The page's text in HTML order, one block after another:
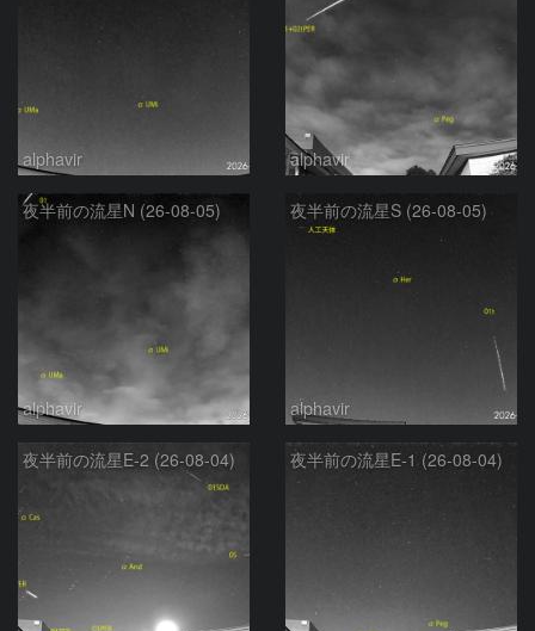
alphavir alphavir
夜半前の流星N (26-08-05)
alphavir
夜半前の流星S (26-08-05)
alphavir
夜半前の流星E-2 (26-08-04) 夜半前の流星E-1 (26-08-04)